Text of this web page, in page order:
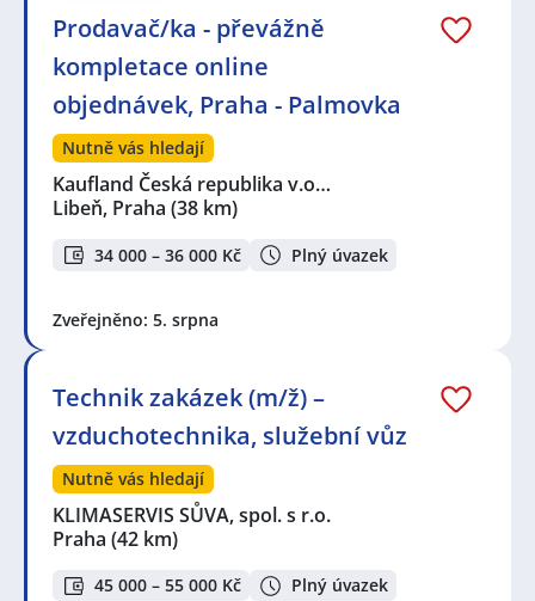
Prodavač/ka - převážně
kompletace online
objednávek, Praha - Palmovka
Nutně vás hledají
Kaufland Česká republika v.o…
Libeň, Praha (38 km)
34 000 – 36 000 Kč Plný úvazek
Zveřejněno: 5. srpna
Technik zakázek (m/ž) –
vzduchotechnika, služební vůz
Nutně vás hledají
KLIMASERVIS SŮVA, spol. s r.o.
Praha (42 km)
45 000 – 55 000 Kč Plný úvazek